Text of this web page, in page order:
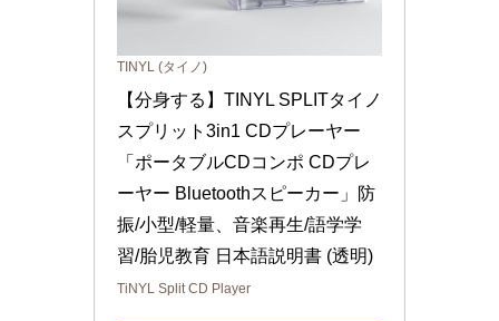
TINYL (タイノ)
【分身する】TINYL SPLITタイノ
スプリット3in1 CDプレーヤー
「ポータブルCDコンポ CDプレ
ーヤー Bluetoothスピーカー」防
振/小型/軽量、音楽再生/語学学
習/胎児教育 日本語説明書 (透明)
TiNYL Split CD Player